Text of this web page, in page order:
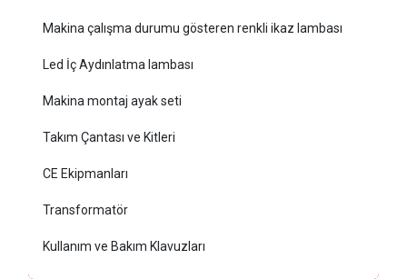
Makina çalışma durumu gösteren renkli ikaz lambası
Led İç Aydınlatma lambası
Makina montaj ayak seti
Takım Çantası ve Kitleri
CE Ekipmanları
Transformatör
Kullanım ve Bakım Klavuzları